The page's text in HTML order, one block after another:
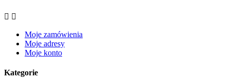
 
Moje zamówienia
Moje adresy
Moje konto
Kategorie